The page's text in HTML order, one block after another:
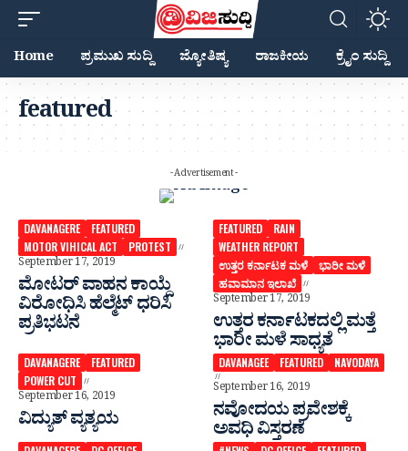
Home ಪ್ರಮುಖ ಸುದ್ದಿ ಜ್ಯೋತಿಷ್ಯ ರಾಜಕೀಯ ಕ್ರೈಂ ಸುದ್ದಿ
featured
- Advertisement -
DAVANAGERE
FEATURED
MOTOR VIHICAL ACT
PROTEST
September 17, 2019
ಮೋಟರ್ ವಾಹನ ಕಾಯ್ದೆ
ವಿರೋಧಿಸಿ ಹೆಲ್ಮೆಟ್ ಧರಿಸಿ
ಪ್ರತಿಭಟನೆ
FEATURED
RAIN
WEATHER REPORT
ಉತ್ತರ ಕರ್ನಾಟಕ ಮಳೆ
ಭಾರೀ ಮಳೆ
ಹವಾಮಾನ ಇಲಾಖೆ
September 17, 2019
ಉತ್ತರ ಕರ್ನಾಟಕದಲ್ಲಿ ಮತ್ತೆ
ಭಾರೀ ಮಳೆ ಸಾಧ್ಯತೆ
DAVANAGERE
FEATURED
POWER CUT
September 16, 2019
ವಿದ್ಯುತ್ ವ್ಯತ್ಯಯ
DAVANAGEE FEATURED NAVODAYA
September 16, 2019
ನವೋದಯ ಪ್ರವೇಶಕ್ಕೆ
ಅವಧಿ ವಿಸ್ತರಣೆ